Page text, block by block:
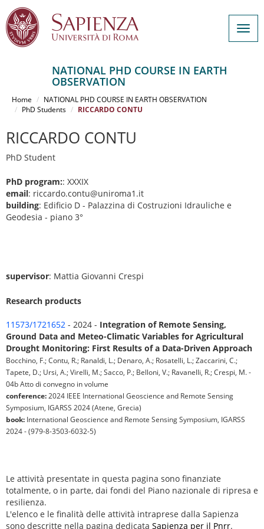
contenuto
NATIONAL PHD COURSE IN EARTH
OBSERVATION
Home
NATIONAL PHD COURSE IN EARTH OBSERVATION
PhD Students
RICCARDO CONTU
RICCARDO CONTU
PhD Student
PhD program:: XXXIX
email: riccardo.contu@uniroma1.it
building: Edificio D - Palazzina di Costruzioni Idrauliche e
Geodesia - piano 3°
supervisor: Mattia Giovanni Crespi
Research products
11573/1721652 - 2024 - Integration of Remote Sensing,
Ground Data and Meteo-Climatic Variables for Agricultural
Drought Monitoring: First Results of a Data-Driven Approach
Bocchino, F.; Contu, R.; Ranaldi, L.; Denaro, A.; Rosatelli, L.; Zaccarini, C.;
Tapete, D.; Ursi, A.; Virelli, M.; Sacco, P.; Belloni, V.; Ravanelli, R.; Crespi, M. -
04b Atto di convegno in volume
conference: 2024 IEEE International Geoscience and Remote Sensing
Symposium, IGARSS 2024 (Atene, Grecia)
book: International Geoscience and Remote Sensing Symposium, IGARSS
2024 - (979-8-3503-6032-5)
Le attività presentate in questa pagina sono finanziate
totalmente, o in parte, dai fondi del Piano nazionale di ripresa e
resilienza.
L'elenco e le finalità delle attività intraprese dalla Sapienza
sono descritte nella pagina dedicata Sapienza per il Pnrr.